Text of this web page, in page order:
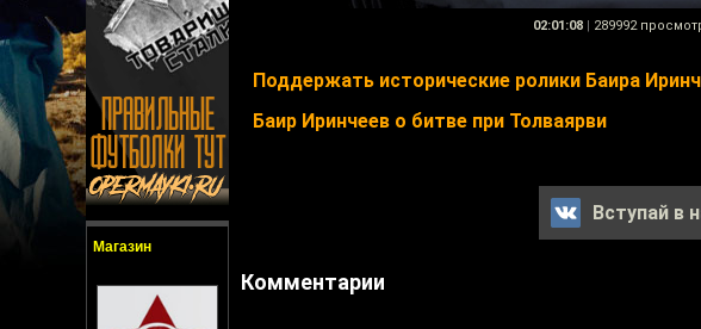
Магазин
02:01:08 | 289992
Поддержать исторические ролики Баира
Баир Иринчеев о битве при Толваярви
Вступай в
Комментарии